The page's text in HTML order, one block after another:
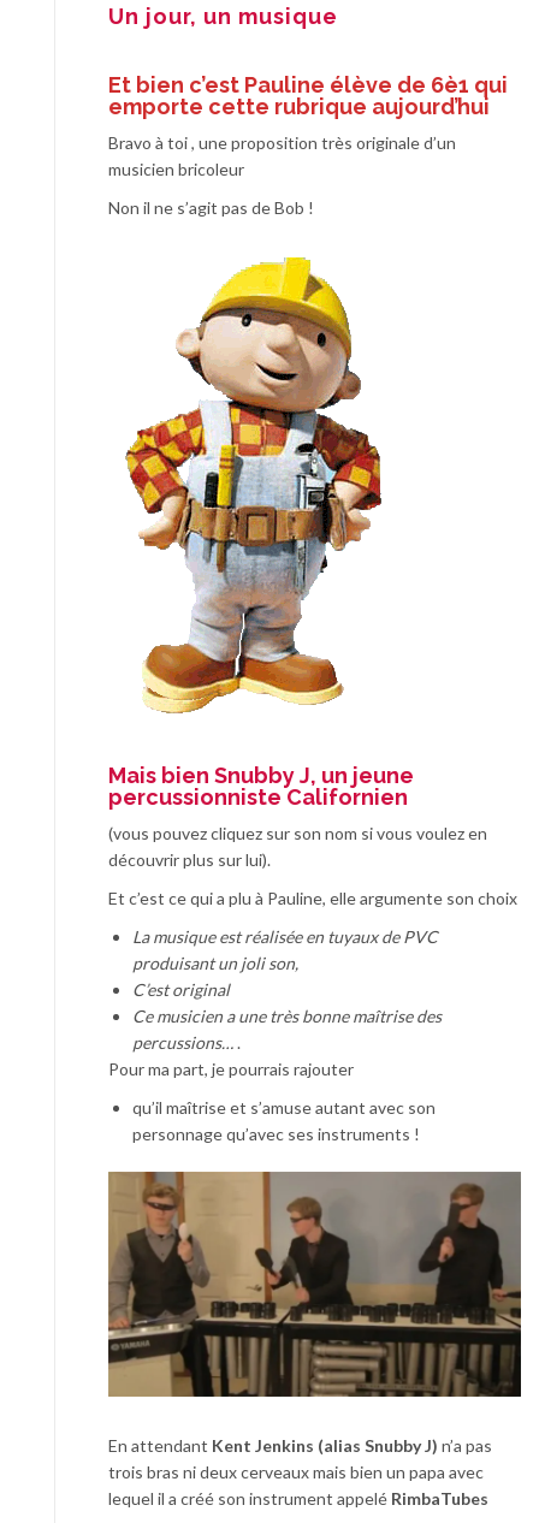
Un jour, un musique
Et bien c’est Pauline élève de 6è1 qui
emporte cette rubrique aujourd’hui
Bravo à toi , une proposition très originale d’un
musicien bricoleur
Non il ne s’agit pas de Bob !
Mais bien Snubby J, un jeune
percussionniste Californien
(vous pouvez cliquez sur son nom si vous voulez en
découvrir plus sur lui).
Et c’est ce qui a plu à Pauline, elle argumente son choix
La musique est réalisée en tuyaux de PVC
produisant un joli son,
C’est original
Ce musicien a une très bonne maîtrise des
percussions….
Pour ma part, je pourrais rajouter
qu’il maîtrise et s’amuse autant avec son
personnage qu’avec ses instruments !
En attendant Kent Jenkins (alias Snubby J) n’a pas
trois bras ni deux cerveaux mais bien un papa avec
lequel il a créé son instrument appelé RimbaTubes